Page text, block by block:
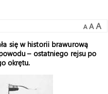
A A A
się w historii brawurową
– ostatniego rejsu po
okrętu.